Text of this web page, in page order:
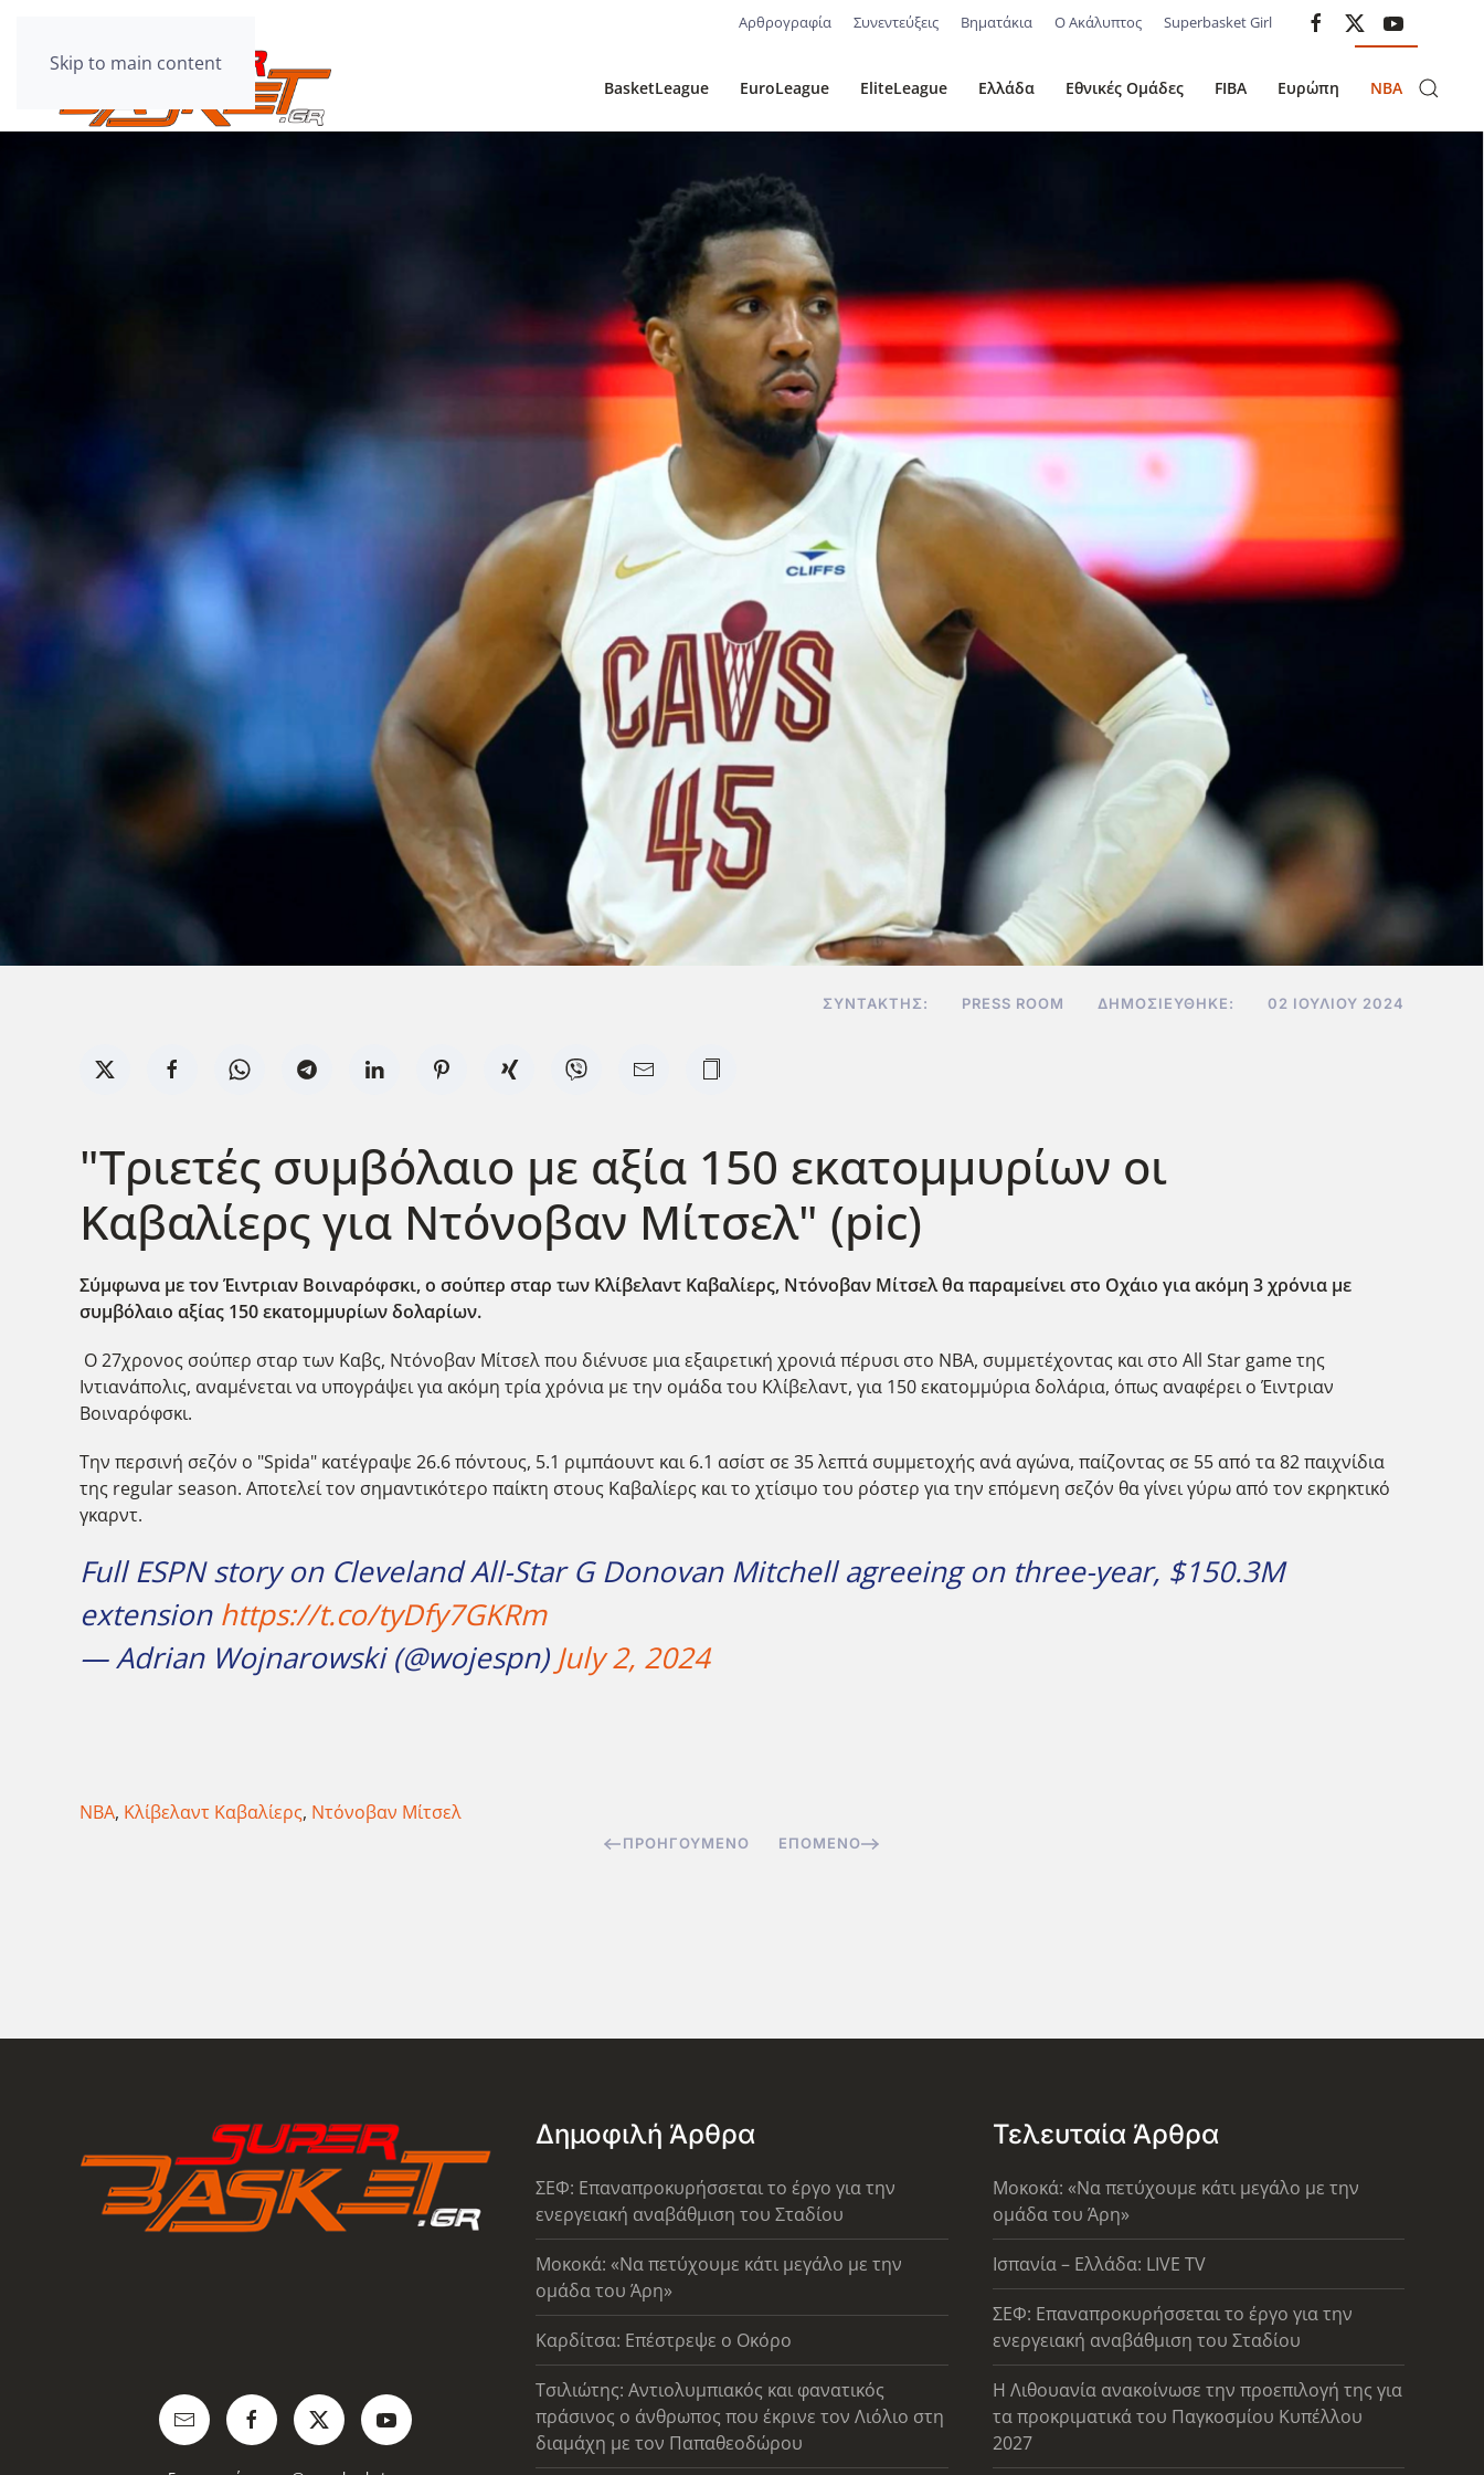
Skip to main content
Αρθρογραφία Συνεντεύξεις Βηματάκια Ο Ακάλυπτος Superbasket Girl
BasketLeague EuroLeague EliteLeague Ελλάδα Εθνικές Ομάδες FIBA Ευρώπη NBA
ΣΥΝΤΆΚΤΗΣ: PRESS ROOM ΔΗΜΟΣΙΕΎΘΗΚΕ: 02 ΙΟΥΛΊΟΥ 2024
"Τριετές συμβόλαιο με αξία 150 εκατομμυρίων οι
Καβαλίερς για Ντόνοβαν Μίτσελ" (pic)
Σύμφωνα με τον Έιντριαν Βοιναρόφσκι, ο σούπερ σταρ των Κλίβελαντ Καβαλίερς, Ντόνοβαν Μίτσελ θα παραμείνει στο Οχάιο για ακόμη 3 χρόνια με
συμβόλαιο αξίας 150 εκατομμυρίων δολαρίων.
Ο 27χρονος σούπερ σταρ των Καβς, Ντόνοβαν Μίτσελ που διένυσε μια εξαιρετική χρονιά πέρυσι στο NBA, συμμετέχοντας και στο All Star game της
Ιντιανάπολις, αναμένεται να υπογράψει για ακόμη τρία χρόνια με την ομάδα του Κλίβελαντ, για 150 εκατομμύρια δολάρια, όπως αναφέρει ο Έιντριαν
Βοιναρόφσκι.
Την περσινή σεζόν ο "Spida" κατέγραψε 26.6 πόντους, 5.1 ριμπάουντ και 6.1 ασίστ σε 35 λεπτά συμμετοχής ανά αγώνα, παίζοντας σε 55 από τα 82 παιχνίδια
της regular season. Αποτελεί τον σημαντικότερο παίκτη στους Καβαλίερς και το χτίσιμο του ρόστερ για την επόμενη σεζόν θα γίνει γύρω από τον εκρηκτικό
γκαρντ.
Full ESPN story on Cleveland All-Star G Donovan Mitchell agreeing on three-year, $150.3M
extension https://t.co/tyDfy7GKRm
— Adrian Wojnarowski (@wojespn) July 2, 2024
NBA, Κλίβελαντ Καβαλίερς, Ντόνοβαν Μίτσελ
ΠΡΟΗΓΟΎΜΕΝΟ ΕΠΌΜΕΝΟ
Δημοφιλή Άρθρα
ΣΕΦ: Επαναπροκυρήσσεται το έργο για την
ενεργειακή αναβάθμιση του Σταδίου
Μοκοκά: «Να πετύχουμε κάτι μεγάλο με την
ομάδα του Άρη»
Καρδίτσα: Επέστρεψε ο Οκόρο
Τσιλιώτης: Αντιολυμπιακός και φανατικός
πράσινος ο άνθρωπος που έκρινε τον Λιόλιο στη
διαμάχη με τον Παπαθεοδώρου
Τελευταία Άρθρα
Μοκοκά: «Να πετύχουμε κάτι μεγάλο με την
ομάδα του Άρη»
Ισπανία – Ελλάδα: LIVE TV
ΣΕΦ: Επαναπροκυρήσσεται το έργο για την
ενεργειακή αναβάθμιση του Σταδίου
Η Λιθουανία ανακοίνωσε την προεπιλογή της για
τα προκριματικά του Παγκοσμίου Κυπέλλου
2027